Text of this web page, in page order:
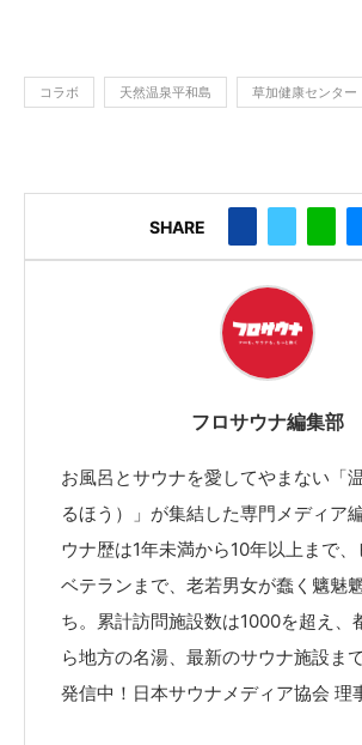
コラボ 天然温泉平和島 草加健康センター
SHARE
フロサウナ編集部
お風呂とサウナを愛してやまない「
るほう）」が集結した専門メディア
ウナ歴は1年未満から10年以上まで
ベテランまで、老若男女が蠢く魑魅
ち。累計訪問施設数は1000を超え、
ら地方の名湯、最新のサウナ施設ま
発信中！日本サウナメディア協会 理